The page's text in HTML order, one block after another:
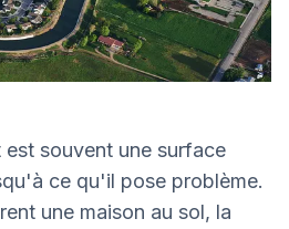
souvent une surface
ce qu'il pose problème.
une maison au sol, la